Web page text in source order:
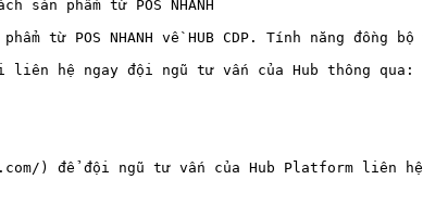
phẩm từ POS NHANH
từ POS NHANH về HUB CDP. Tính năng đồng
liên hệ ngay đội ngũ tư vấn của Hub thông qua: